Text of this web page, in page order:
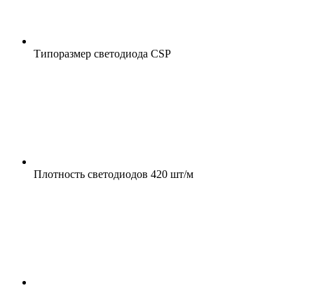
Типоразмер светодиода CSP
Плотность светодиодов 420 шт/м